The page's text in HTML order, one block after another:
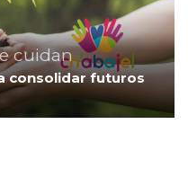
cuidan
consolidar futuros